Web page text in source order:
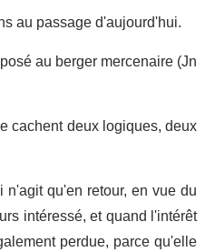
au passage d'aujourd'hui.
au berger mercenaire (Jn
cachent deux logiques, deux
qu'en retour, en vue du
intéressé, et quand l'intérêt
perdue, parce qu'elle